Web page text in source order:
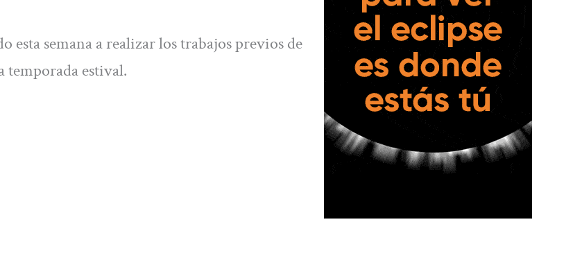
esta semana a realizar los trabajos previos de
temporada estival.